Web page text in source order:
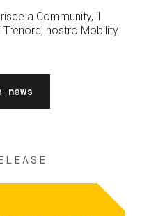
a Community, il
nostro Mobility